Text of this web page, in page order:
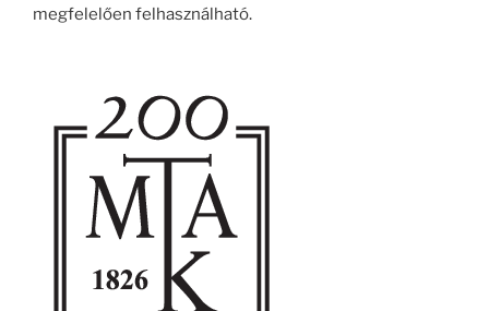
megfelelően felhasználható.